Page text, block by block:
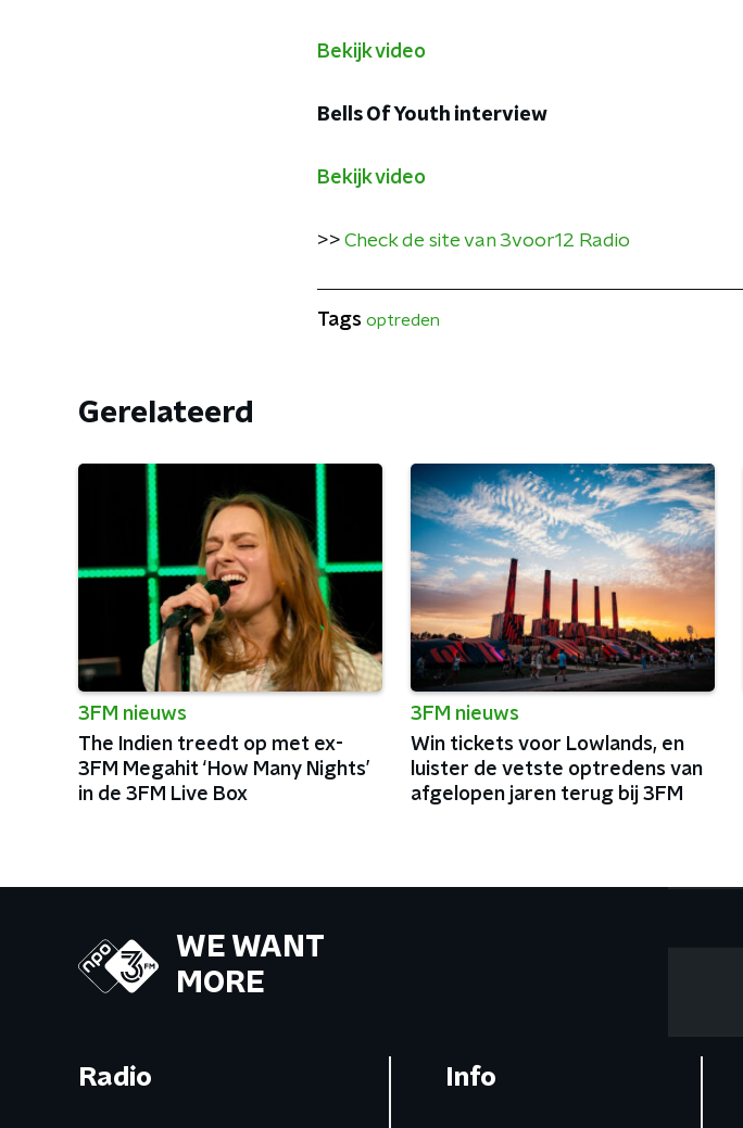
Bekijk video
Bells Of Youth interview
Bekijk video
>> Check de site van 3voor12 Radio
Tags optreden
Gerelateerd
3FM nieuws
The Indien treedt op met ex-
3FM Megahit ‘How Many Nights’
in de 3FM Live Box
3FM nieuws
Win tickets voor Lowlands, en
luister de vetste optredens van
afgelopen jaren terug bij 3FM
WE WANT
MORE
Radio Info